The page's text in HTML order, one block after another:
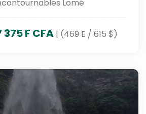
Lomé
375 F CFA | (469 E / 615 $)